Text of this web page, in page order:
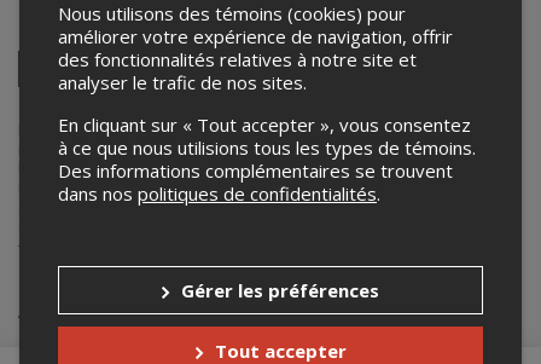
Partagez cet événement
Facebook
Twitter
LinkedinPinterestEnvoyer
courriel
Lepointdevente.com agit à titre de mandataire pourFestival
international du cinéma francophone en Acadiedans le cadre de
l’affichage en ligne et la vente de billets pour ses événements.
Pour plus d’information à propos de cet événement, veuillez
contacter l’organisateur de l’événement,Festival international du
+1 506-855-6050
Achat de billets
Nous utilisons des témoins (cookies) pour
améliorer votre expérience de navigation, offrir
des fonctionnalités relatives à notre site et
analyser le trafic de nos sites.
En cliquant sur « Tout accepter », vous consentez
à ce que nous utilisions tous les types de témoins.
Des informations complémentaires se trouvent
dans nos politiques de confidentialités.
Gérer les préférences
Tout accepter